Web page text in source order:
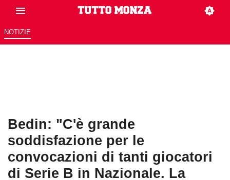
NOTIZIE
Bedin: "C'è grande
soddisfazione per le
convocazioni di tanti giocatori
di Serie B in Nazionale. La